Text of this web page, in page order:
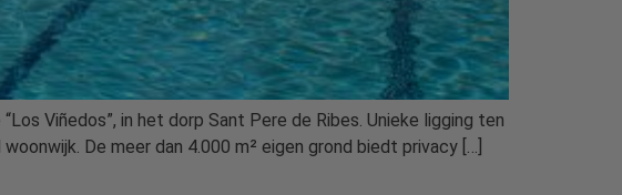
Viñedos”, in het dorp Sant Pere de Ribes. Unieke ligging ten
De meer dan 4.000 m² eigen grond biedt privacy […]